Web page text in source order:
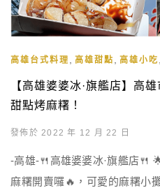
高雄台式料理 高雄甜點 高雄小吃
【高雄婆婆冰·旗艦店】高
甜點烤麻糬！
發佈於 2022 年 12 月 22 日
-高雄-🍴高雄婆婆冰·旗艦店🍴
麻糬開賣囉🔥，可愛的麻糬小